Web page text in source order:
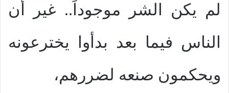
لم يكن الشر موجوداً.. غير أن
الناس فيما بعد بدأوا يخترعونه
ويحكمون صنعه لضررهم،